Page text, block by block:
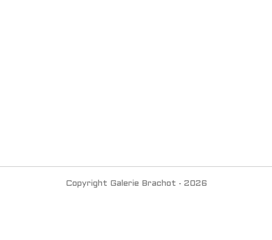
Copyright Galerie Brachot - 2026